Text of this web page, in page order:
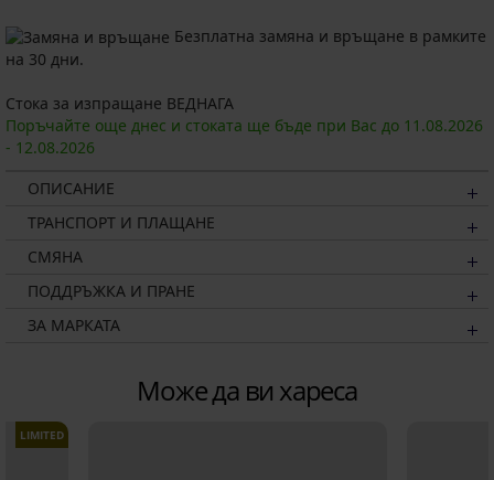
Безплатна замяна и връщане в рамките
на 30 дни.
Стока за изпращане ВЕДНАГА
Поръчайте още днес и стоката ще бъде при Вас до 11.08.2026
- 12.08.2026
ОПИСАНИЕ
ТРАНСПОРТ И ПЛАЩАНЕ
СМЯНА
ПОДДРЪЖКА И ПРАНЕ
ЗА МАРКАТА
Може да ви хареса
LIMITED